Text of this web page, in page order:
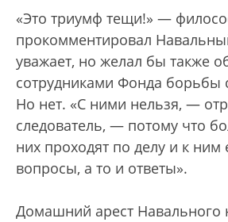
«Это триумф тещи!» —
прокомментировал
уважает, но желал бы также
сотрудниками Фонда борьбы
Но нет. «С ними нельзя, —
следователь, — потому что
них проходят по делу и к ним
вопросы, а то и ответы».
Домашний арест Навального